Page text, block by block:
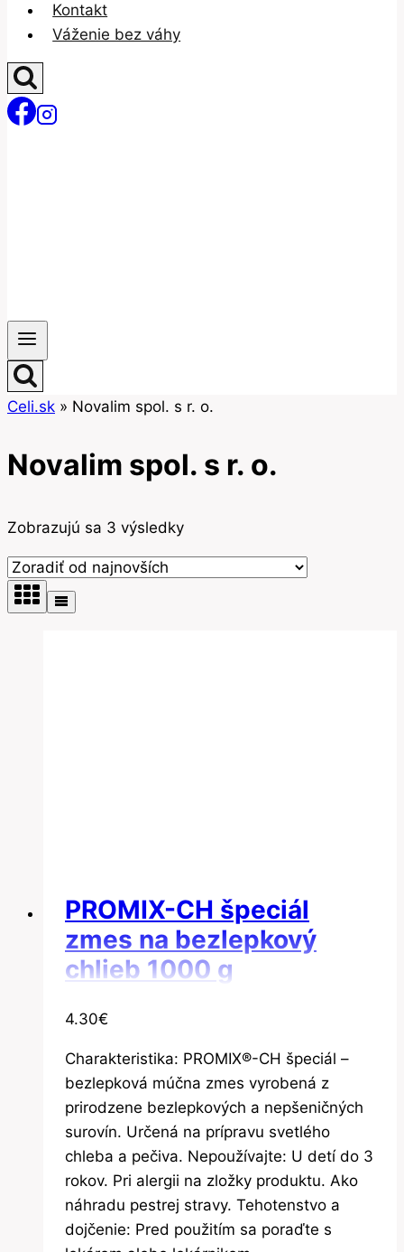
Kontakt
Váženie bez váhy
Celi.sk » Novalim spol. s r. o.
Novalim spol. s r. o.
Zobrazujú sa 3 výsledkyZoradené
najnovších
PROMIX-CH špeciál
zmes na bezlepkový
chlieb 1000 g
4.30€
Charakteristika: PROMIX®-CH špeciál –
bezlepková múčna zmes vyrobená z
prirodzene bezlepkových a nepšeničných
surovín. Určená na prípravu svetlého
chleba a pečiva. Nepoužívajte: U detí do 3
rokov. Pri alergii na zložky produktu. Ako
náhradu pestrej stravy. Tehotenstvo a
dojčenie: Pred použitím sa poraďte s